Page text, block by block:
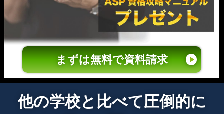
まずは無料で資料請求
他の学校と比べて圧倒的に